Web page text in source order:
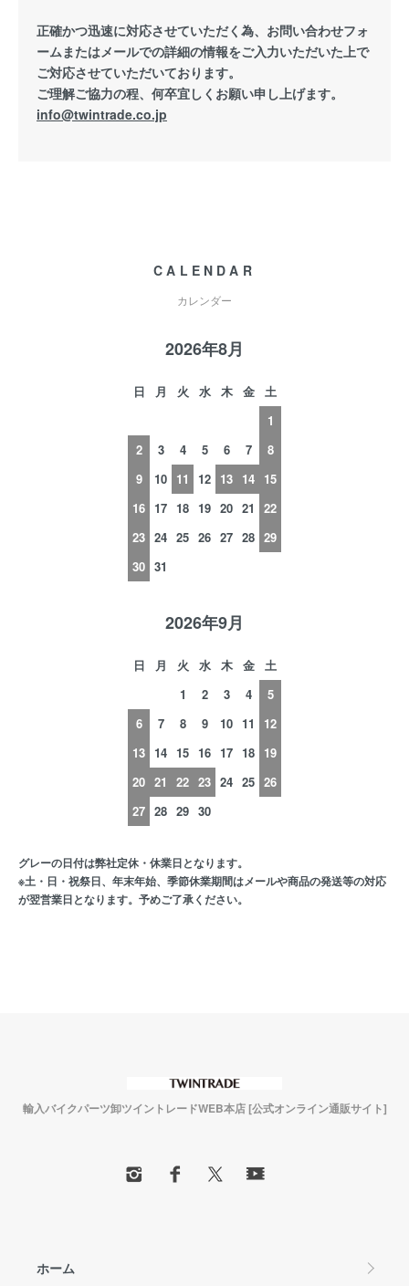
正確かつ迅速に対応させていただく為、お問い合わせフォ
ームまたはメールでの詳細の情報をご入力いただいた上で
ご対応させていただいております。
ご理解ご協力の程、何卒宜しくお願い申し上げます。
info@twintrade.co.jp
CALENDAR
カレンダー
2026年8月
日 月 火 水 木 金
土
1
2
3 4 5 6 7
8
9
10 11 12 13 14 15
16 17 18 19 20 21
22
23 24 25 26 27 28 29
30 31
2026年9月
日 月 火 水 木 金
土
1
2 3 4
5
6
7 8 9 10 11
12
13 14 15 16 17 18 19
20 21 22 23 24 25 26
27 28 29 30
グレーの日付は弊社定休・休業日となります。
※土・日・祝祭日、年末年始、季節休業期間はメールや商品の発送等の対応
が翌営業日となります。予めご了承ください。
輸入バイクパーツ卸ツイントレードWEB本店 [公式オンライン通販サイト]
ホーム